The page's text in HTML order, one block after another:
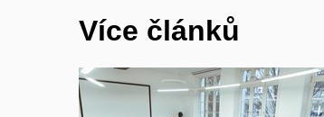
Více článků